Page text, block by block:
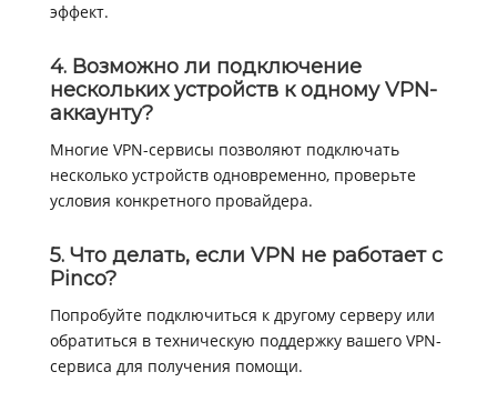
эффект.
4. Возможно ли подключение
нескольких устройств к одному VPN-
аккаунту?
Многие VPN-сервисы позволяют подключать
несколько устройств одновременно, проверьте
условия конкретного провайдера.
5. Что делать, если VPN не работает с
Pinco?
Попробуйте подключиться к другому серверу или
обратиться в техническую поддержку вашего VPN-
сервиса для получения помощи.